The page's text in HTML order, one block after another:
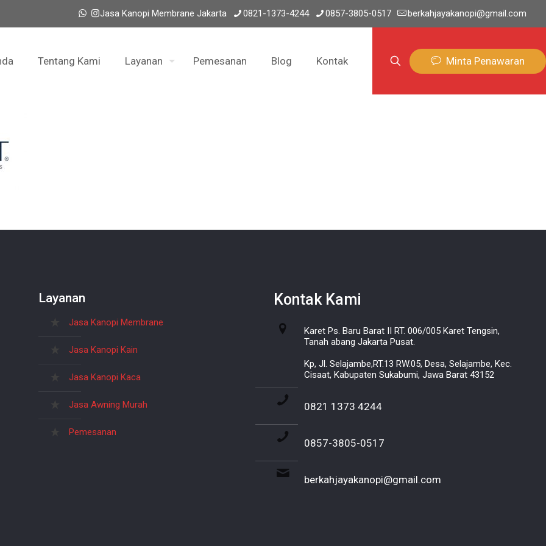
Jasa Kanopi Membrane Jakarta 0821-1373-4244 0857-3805-0517 berkahjayakanopi@gmail.com
Tentang Kami Layanan Pemesanan Blog Kontak Minta Penawaran
Layanan
Jasa Kanopi Membrane
Jasa Kanopi Kain
Jasa Kanopi Kaca
Jasa Awning Murah
Pemesanan
Kontak Kami
Karet Ps. Baru Barat II RT. 006/005 Karet Tengsin,
Tanah abang Jakarta Pusat.
Kp, Jl. Selajambe,RT.13 RW.05, Desa, Selajambe, Kec.
Cisaat, Kabupaten Sukabumi, Jawa Barat 43152
0821 1373 4244
0857-3805-0517
berkahjayakanopi@gmail.com